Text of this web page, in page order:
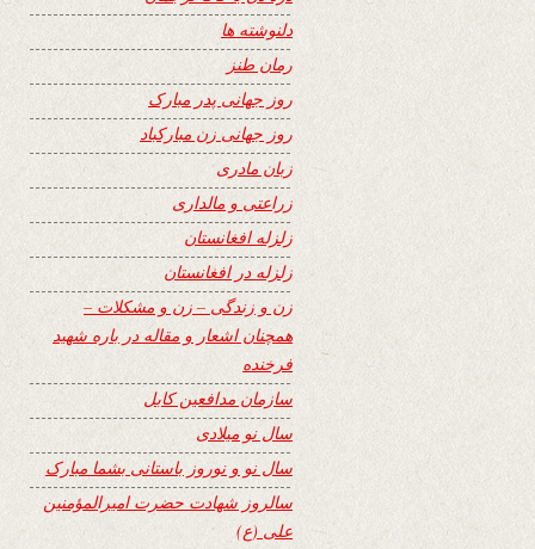
دلنوشته ها
رمان طنز
روز جهانی پدر مبارک
روز جهانی زن مبارکباد
زبان مادری
زراعتی و مالداری
زلزله افغانستان
زلزله در افغانستان
زن و زندگی – زن و مشکلات –
همچنان اشعار و مقاله در باره شهید
فرخنده
سازمان مدافعین کابل
سال نو میلادی
سال نو و نوروز باستانی بشما مبارک
سالروز شهادت حضرت امیرالمؤمنین
علی (ع)